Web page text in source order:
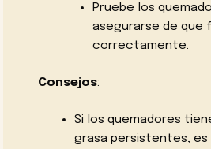
Pruebe los
asegurarse de que
correctamente.
Consejos:
Si los quemadores
grasa persistentes, es